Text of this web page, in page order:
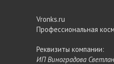
Vronks.ru
Профессиональная
Реквизиты компании:
ИП Виноградова